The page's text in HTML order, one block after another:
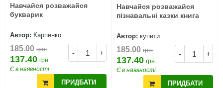
Навчайся розважайся
букварик
Автор: Карпенко
- +
185.00 грн.
137.40 грн.
Є в наявності
ПРИДБАТИ
Навчайся розважайся
пізнавальні казки книга
Автор: купити
- +
185.00 грн.
137.40 грн.
Є в наявності
ПРИДБАТИ